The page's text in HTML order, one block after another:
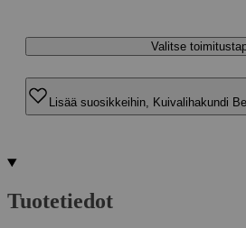
Valitse
Lisää suosikkeihin, Kuivalihakundi
Tuotetiedot